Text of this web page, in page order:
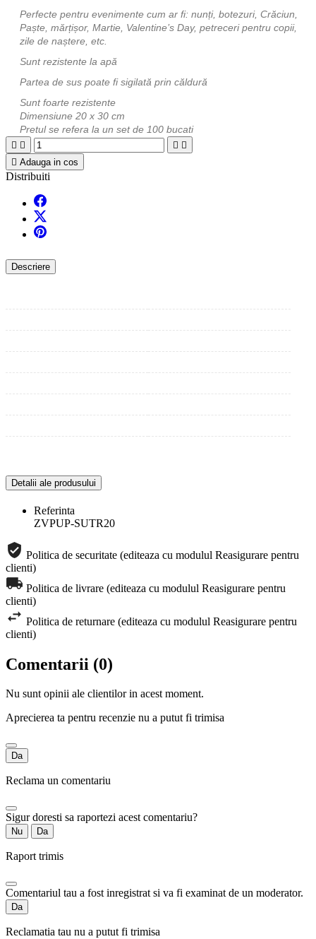
Perfecte pentru evenimente cum ar fi: nunți, botezuri, Crăciun,
Paște, mărțișor, Martie, Valentine’s Day, petreceri pentru copii,
zile de naștere, etc.
Sunt rezistente la apă
Partea de sus poate fi sigilată prin căldură
Sunt foarte rezistente
Dimensiune 20 x 30 cm
Pretul se refera la un set de 100 bucati
   
 Adauga in cos
Distribuiti
Descriere
Detalii ale produsului
Referinta
ZVPUP-SUTR20
Politica de securitate (editeaza cu modulul Reasigurare pentru
clienti)
Politica de livrare (editeaza cu modulul Reasigurare pentru
clienti)
Politica de returnare (editeaza cu modulul Reasigurare pentru
clienti)
Comentarii (0)
Nu sunt opinii ale clientilor in acest moment.
Aprecierea ta pentru recenzie nu a putut fi trimisa
Da
Reclama un comentariu
Sigur doresti sa raportezi acest comentariu?
Nu Da
Raport trimis
Comentariul tau a fost inregistrat si va fi examinat de un moderator.
Da
Reclamatia tau nu a putut fi trimisa